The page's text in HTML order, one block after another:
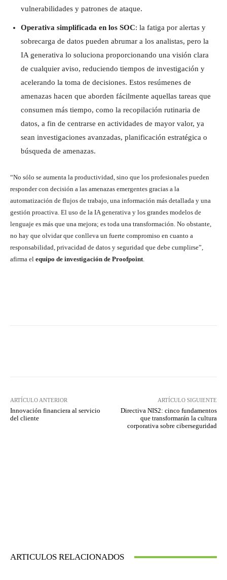
vulnerabilidades y patrones de ataque.
Operativa simplificada en los SOC: la fatiga por alertas y
sobrecarga de datos pueden abrumar a los analistas, pero la
IA generativa lo soluciona proporcionando una visión clara
de cualquier aviso, reduciendo tiempos de investigación y
acelerando la toma de decisiones. Estos resúmenes de
amenazas hacen que aborden fácilmente aquellas tareas que
consumen más tiempo, como la recopilación rutinaria de
datos, a fin de centrarse en actividades de mayor valor, ya
sean investigaciones avanzadas, planificación estratégica o
búsqueda de amenazas.
“No sólo se aumenta la productividad, sino que los profesionales pueden
responder con decisión a las amenazas emergentes gracias a la
automatización de flujos de trabajo, una información más detallada y una
gestión proactiva. El uso de la IA generativa y los grandes modelos de
lenguaje es más que una mejora; es toda una transformación. No obstante,
no hay que olvidar que conlleva un fuerte compromiso en cuanto a
responsabilidad, privacidad de datos y seguridad que debe cumplirse”,
afirma el equipo de investigación de Proofpoint.
ARTÍCULO ANTERIOR
Innovación financiera al servicio
del cliente
ARTÍCULO SIGUIENTE
Directiva NIS2: cinco fundamentos
que transformarán la cultura
corporativa sobre ciberseguridad
ARTICULOS RELACIONADOS